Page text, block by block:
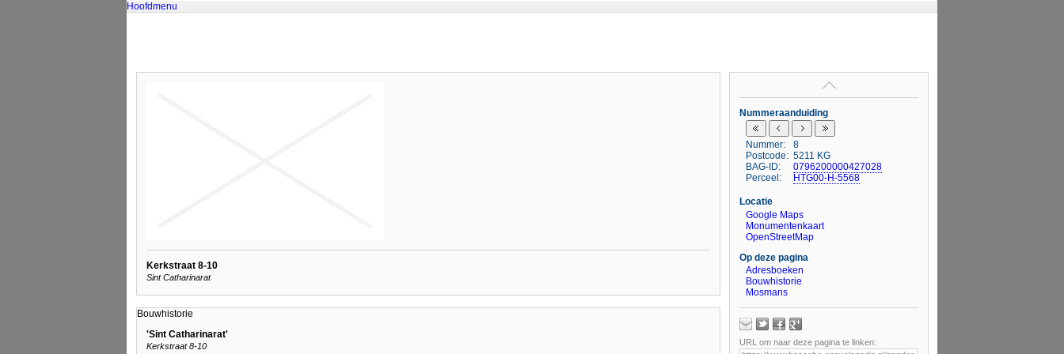
Hoofdmenu
Kerkstraat 8-10
Sint Catharinarat
Bouwhistorie
'Sint Catharinarat'
Kerkstraat 8-10
Nummeraanduiding
Nummer:
8
Postcode: 5211 KG
BAG-ID:
0796200000427028
Perceel:
HTG00-H-5568
Locatie
Google Maps
Monumentenkaart
OpenStreetMap
Op deze pagina
Adresboeken
Bouwhistorie
Mosmans
URL om naar deze pagina te linken: